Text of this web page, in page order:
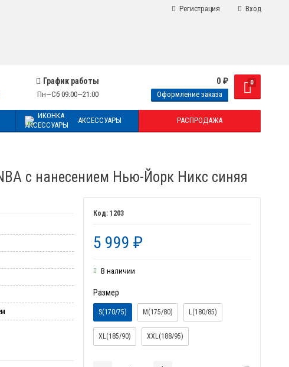
Регистрация Вход
График работы
Пн—Сб 09:00—21:00
0
0 ₽
Оформление заказа
АКСЕССУАРЫ РАСПРОДАЖА
с нанесением Нью-Йорк Никс синяя
1203
5 999 ₽
В наличии
Размер
S(170/75) M(175/80) L(180/85)
XL(185/90) XXL(188/95)